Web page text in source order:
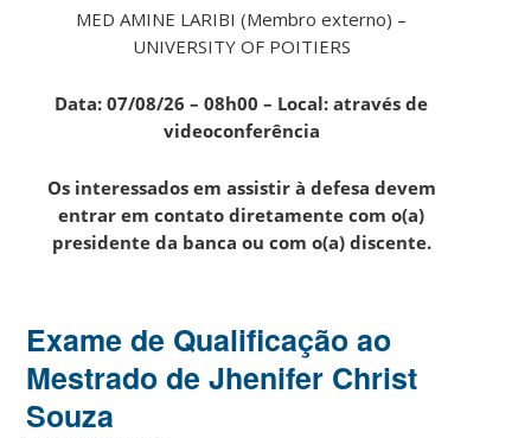
MED AMINE LARIBI (Membro externo) –
UNIVERSITY OF POITIERS
Data: 07/08/26 – 08h00 – Local: através de
videoconferência
Os interessados em assistir à defesa devem
entrar em contato diretamente com o(a)
presidente da banca ou com o(a) discente.
Exame de Qualificação ao
Mestrado de Jhenifer Christ
Souza